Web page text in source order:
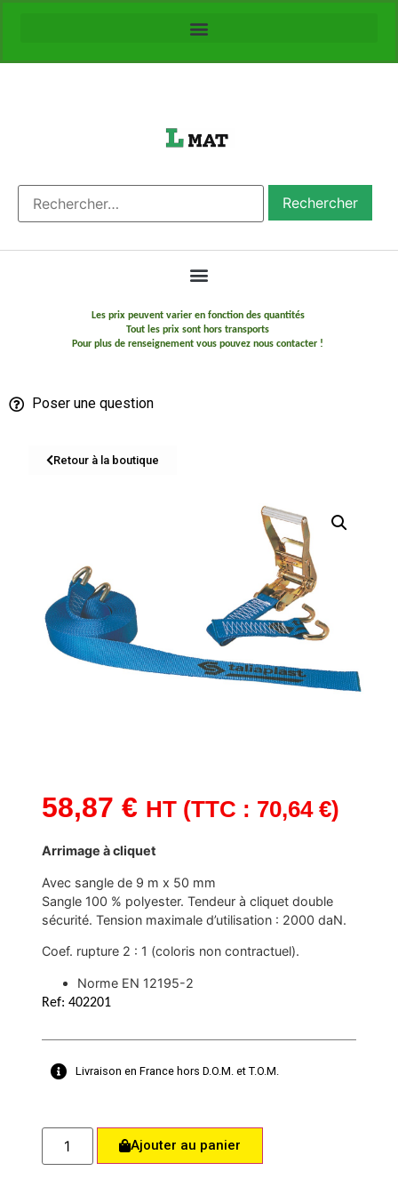
Les prix peuvent varier en fonction des quantités
Tout les prix sont hors transports
Pour plus de renseignement vous pouvez nous contacter !
Poser une question
Retour à la boutique
58,87 € HT (TTC : 70,64 €)
Arrimage à cliquet
Avec sangle de 9 m x 50 mm
Sangle 100 % polyester. Tendeur à cliquet double
sécurité. Tension maximale d’utilisation : 2000 daN.
Coef. rupture 2 : 1 (coloris non contractuel).
Norme EN 12195-2
Ref: 402201
Livraison en France hors D.O.M. et T.O.M.
Ajouter au panier